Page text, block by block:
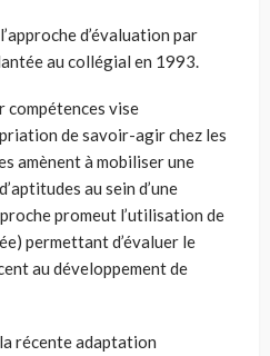
d’évaluation par
au collégial en 1993.
compétences vise
de savoir-agir chez les
amènent à mobiliser une
au sein d’une
promeut l’utilisation de
permettant d’évaluer le
au développement de
récente adaptation